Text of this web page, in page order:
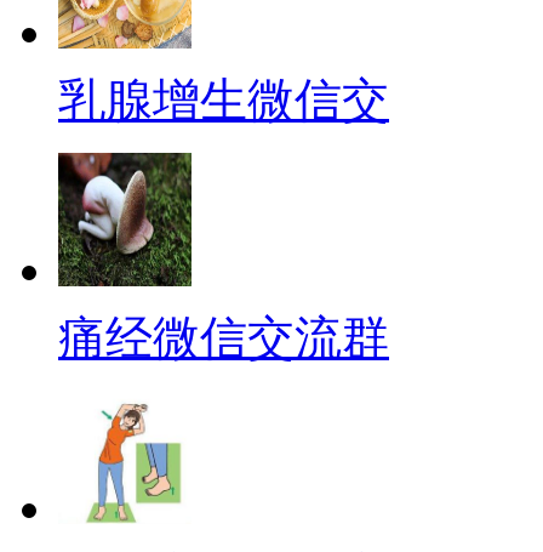
乳腺增生微信交
痛经微信交流群